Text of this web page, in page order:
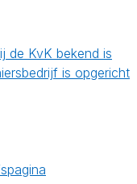
de KvK bekend is
is opgericht